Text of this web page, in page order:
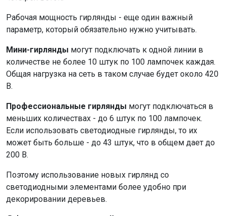
Рабочая мощность гирлянды - еще один важный
параметр, который обязательно нужно учитывать.
Мини-гирлянды могут подключать к одной линии в
количестве не более 10 штук по 100 лампочек каждая.
Общая нагрузка на сеть в таком случае будет около 420
В.
Профессиональные гирлянды могут подключаться в
меньших количествах - до 6 штук по 100 лампочек.
Если использовать светодиодные гирлянды, то их
может быть больше - до 43 штук, что в общем дает до
200 В.
Поэтому использование новых гирлянд со
светодиодными элементами более удобно при
декорировании деревьев.